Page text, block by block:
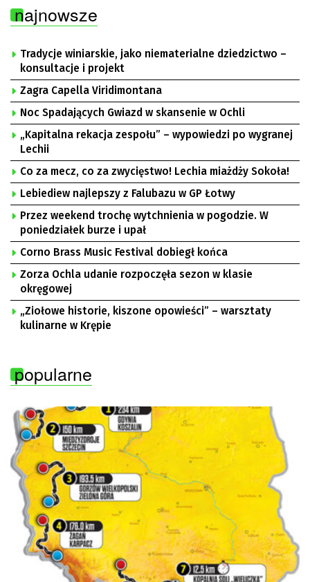
najnowsze
Tradycje winiarskie, jako niematerialne dziedzictwo –
konsultacje i projekt
Zagra Capella Viridimontana
Noc Spadających Gwiazd w skansenie w Ochli
„Kapitalna rekacja zespołu” – wypowiedzi po wygranej
Lechii
Co za mecz, co za zwycięstwo! Lechia miażdży Sokoła!
Lebiediew najlepszy z Falubazu w GP Łotwy
Przez weekend trochę wytchnienia w pogodzie. W
poniedziałek burze i upał
Corno Brass Music Festival dobiegł końca
Zorza Ochla udanie rozpoczęła sezon w klasie
okręgowej
„Ziołowe historie, kiszone opowieści” – warsztaty
kulinarne w Krępie
popularne